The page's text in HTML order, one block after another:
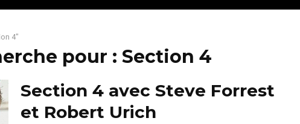
4"
pour : Section 4
Section 4 avec Steve Forrest
et Robert Urich